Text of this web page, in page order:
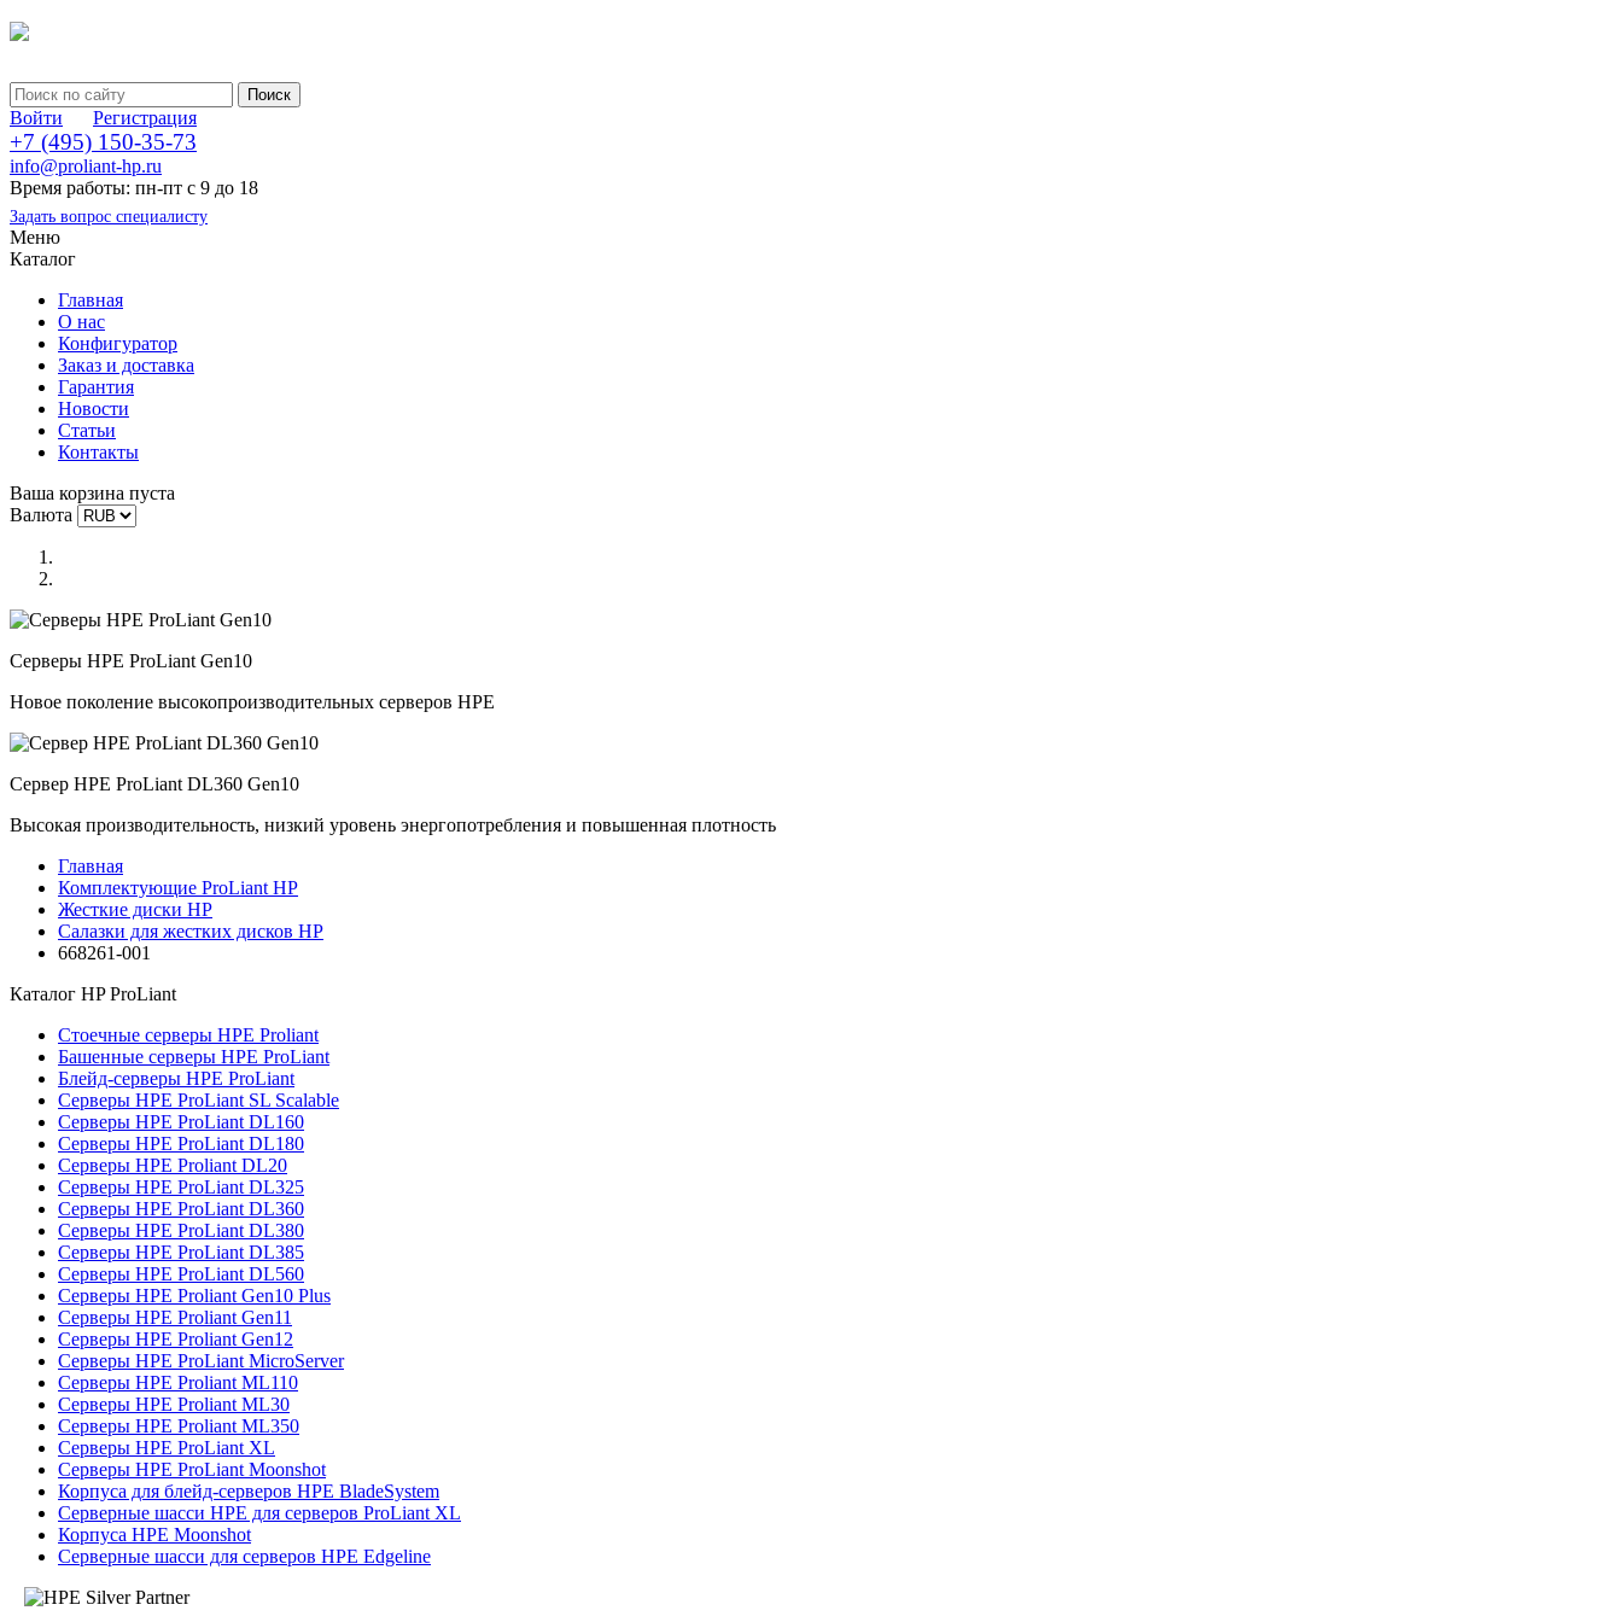
Войти Регистрация
+7 (495) 150-35-73
info@proliant-hp.ru
Время работы: пн-пт с 9 до 18
Задать вопрос специалисту
Меню
Каталог
Главная
О нас
Конфигуратор
Заказ и доставка
Гарантия
Новости
Статьи
Контакты
Ваша корзина пуста
Валюта
Серверы HPE ProLiant Gen10
Новое поколение высокопроизводительных серверов HPE
Сервер HPE ProLiant DL360 Gen10
Высокая производительность, низкий уровень энергопотребления и повышенная плотность
Главная
Комплектующие ProLiant HP
Жесткие диски HP
Салазки для жестких дисков HP
668261-001
Каталог HP ProLiant
Стоечные серверы HPE Proliant
Башенные серверы HPE ProLiant
Блейд-серверы HPE ProLiant
Серверы HPE ProLiant SL Scalable
Серверы HPE ProLiant DL160
Серверы HPE ProLiant DL180
Серверы HPE Proliant DL20
Серверы HPE ProLiant DL325
Серверы HPE ProLiant DL360
Серверы HPE ProLiant DL380
Серверы HPE ProLiant DL385
Серверы HPE ProLiant DL560
Серверы HPE Proliant Gen10 Plus
Серверы HPE Proliant Gen11
Серверы HPE Proliant Gen12
Серверы HPE ProLiant MicroServer
Серверы HPE Proliant ML110
Серверы HPE Proliant ML30
Серверы HPE Proliant ML350
Серверы HPE ProLiant XL
Серверы HPE ProLiant Moonshot
Корпуса для блейд-серверов HPE BladeSystem
Серверные шасси HPE для серверов ProLiant XL
Корпуса HPE Moonshot
Серверные шасси для серверов HPE Edgeline